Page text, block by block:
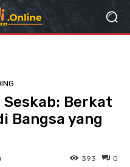
Berkat
Bangsa yang
0
393